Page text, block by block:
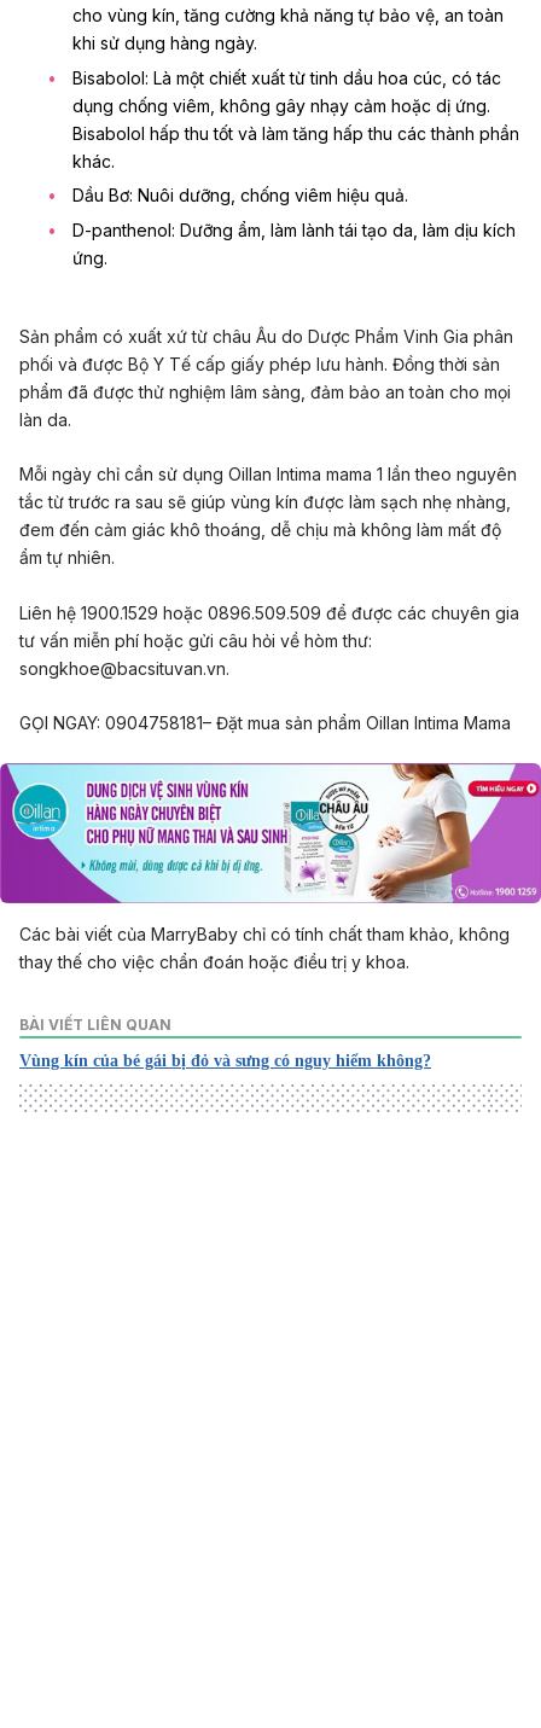
cho vùng kín, tăng cường khả năng tự bảo vệ, an toàn
khi sử dụng hàng ngày.
Bisabolol: Là một chiết xuất từ tinh dầu hoa cúc, có tác
dụng chống viêm, không gây nhạy cảm hoặc dị ứng.
Bisabolol hấp thu tốt và làm tăng hấp thu các thành phần
khác.
Dầu Bơ: Nuôi dưỡng, chống viêm hiệu quả.
D-panthenol: Dưỡng ẩm, làm lành tái tạo da, làm dịu kích
ứng.
Sản phẩm có xuất xứ từ châu Âu do Dược Phẩm Vinh Gia phân
phối và được Bộ Y Tế cấp giấy phép lưu hành. Đồng thời sản
phẩm đã được thử nghiệm lâm sàng, đảm bảo an toàn cho mọi
làn da.
Mỗi ngày chỉ cần sử dụng Oillan Intima mama 1 lần theo nguyên
tắc từ trước ra sau sẽ giúp vùng kín được làm sạch nhẹ nhàng,
đem đến cảm giác khô thoáng, dễ chịu mà không làm mất độ
ẩm tự nhiên.
Liên hệ 1900.1529 hoặc 0896.509.509 để được các chuyên gia
tư vấn miễn phí hoặc gửi câu hỏi về hòm thư:
songkhoe@bacsituvan.vn.
GỌI NGAY: 0904758181– Đặt mua sản phẩm Oillan Intima Mama
Các bài viết của MarryBaby chỉ có tính chất tham khảo, không
thay thế cho việc chẩn đoán hoặc điều trị y khoa.
BÀI VIẾT LIÊN QUAN
Vùng kín của bé gái bị đỏ và sưng có nguy hiểm không?